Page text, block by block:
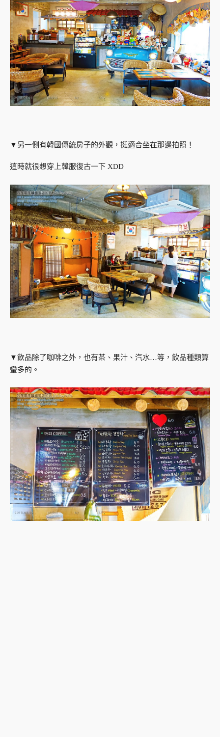
▼另一側有韓國傳統房子的外觀，挺適合坐在那邊拍照！
這時就很想穿上韓服復古一下 XDD
▼飲品除了咖啡之外，也有茶、果汁、汽水…等，飲品種類算
蠻多的。